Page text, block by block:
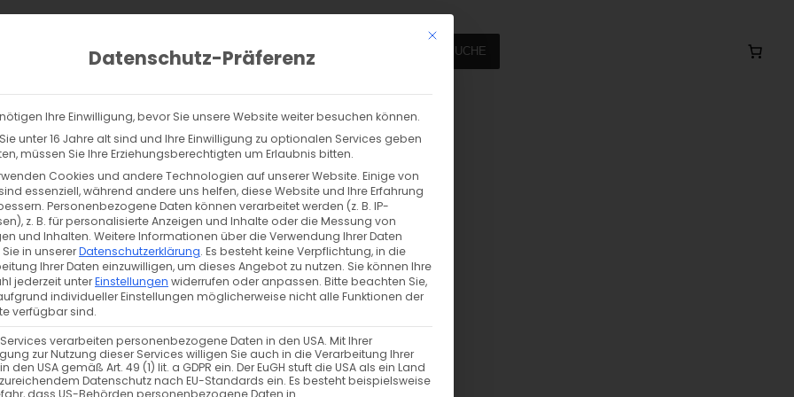
SUCHE
% SaleInfo Kontakt
sensitiv – 1,5 Liter
Sonett Color Waschmittel sensitiv – 1,5 Liter
8,98€ inkl. MwSt. zzgl. Versand
Merken
Vorrätig
zzgl.Versand!
Preis pro Liter: 4,74 €
Mit diesem Button wird der Dialog geschlossen. Seine
Datenschutz-Präferenz
Ihre Einwilligung, bevor Sie unsere Website weiter besuchen können.
unter 16 Jahre alt sind und Ihre Einwilligung zu optionalen Services geben
müssen Sie Ihre Erziehungsberechtigten um Erlaubnis bitten.
Cookies und andere Technologien auf unserer Website. Einige von
essenziell, während andere uns helfen, diese Website und Ihre Erfahrung
Personenbezogene Daten können verarbeitet werden (z. B. IP-
z. B. für personalisierte Anzeigen und Inhalte oder die Messung von
und Inhalten. Weitere Informationen über die Verwendung Ihrer Daten
in unsererDatenschutzerklärung. Es besteht keine Verpflichtung, in die
Ihrer Daten einzuwilligen, um dieses Angebot zu nutzen. Sie können Ihre
jederzeit unterEinstellungen widerrufen oder anpassen. Bitte beachten Sie,
individueller Einstellungen möglicherweise nicht alle Funktionen der
verfügbar sind.
verarbeiten personenbezogene Daten in den USA. Mit Ihrer
zur Nutzung dieser Services willigen Sie auch in die Verarbeitung Ihrer
den USA gemäß Art. 49 (1) lit. a GDPR ein. Der EuGH stuft die USA als ein Land
Datenschutz nach EU-Standards ein. Es besteht beispielsweise
dass US-Behörden personenbezogene Daten in